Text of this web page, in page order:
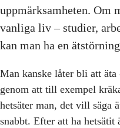
uppmärksamheten. Om
vanliga liv – studier,
kan man ha en
Man kanske låter bli att
genom att till exempel
hetsäter man, det vill säga
snabbt. Efter att ha